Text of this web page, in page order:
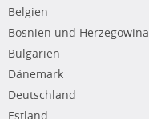
Belgien
Bosnien und Herzegowina
Bulgarien
Dänemark
Deutschland
Estland